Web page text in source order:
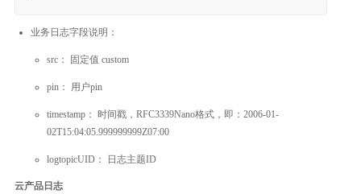
业务日志字段说明：
src： 固定值 custom
pin： 用户pin
timestamp： 时间戳，RFC3339Nano格式，即：2006-01-
02T15:04:05.999999999Z07:00
logtopicUID： 日志主题ID
云产品日志